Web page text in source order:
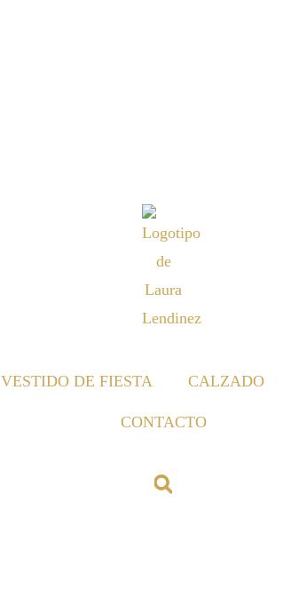
VESTIDO DE FIESTA CALZADO
CONTACTO